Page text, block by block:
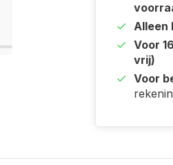
Alleen
Voor
vrij)
Voor